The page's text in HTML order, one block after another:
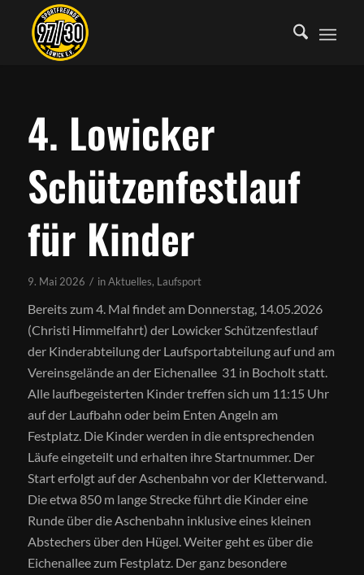
4. Lowicker
Schützenfestlauf
für Kinder
9. Mai 2026 / inAktuelles, Laufsport
Bereits zum 4. Mal findet am Donnerstag, 14.05.2026
(Christi Himmelfahrt) der Lowicker Schützenfestlauf
der Kinderabteilung der Laufsportabteilung auf und am
Vereinsgelände an der Eichenallee 31 in Bocholt statt.
Alle laufbegeisterten Kinder treffen sich um 11:15 Uhr
auf der Laufbahn oder beim Enten Angeln am
Festplatz. Die Kinder werden in die entsprechenden
Läufe eingeteilt und erhalten ihre Startnummer. Der
Start erfolgt auf der Aschenbahn vor der Kletterwand.
Die etwa 850 m lange Strecke führt die Kinder eine
Runde über die Aschenbahn inklusive eines kleinen
Abstechers über den Hügel. Weiter geht es über die
Eichenallee zum Festplatz. Der ganz besondere